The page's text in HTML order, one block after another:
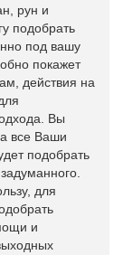
рун и
подобрать
под вашу
покажет
действия на
Вы
все Ваши
подобрать
для
и